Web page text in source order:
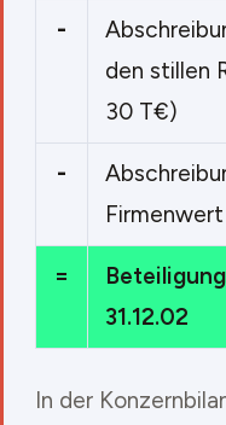
-
den stillen
30 T€)
-
=
31.12.02
In der